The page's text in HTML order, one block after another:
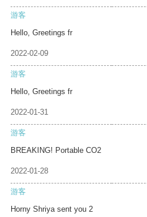
游客
Hello, Greetings fr
2022-02-09
游客
Hello, Greetings fr
2022-01-31
游客
BREAKING! Portable CO2
2022-01-28
游客
Horny Shriya sent you 2